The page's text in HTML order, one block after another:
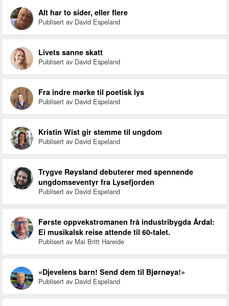
Alt har to sider, eller flere
Publisert av David Espeland
Livets sanne skatt
Publisert av David Espeland
Fra indre mørke til poetisk lys
Publisert av David Espeland
Kristin Wist gir stemme til ungdom
Publisert av David Espeland
Trygve Røysland debuterer med spennende
ungdomseventyr fra Lysefjorden
Publisert av David Espeland
Første oppvekstromanen frå industribygda Årdal:
Ei musikalsk reise attende til 60-talet.
Publisert av Mai Britt Hareide
«Djevelens barn! Send dem til Bjørnøya!»
Publisert av David Espeland